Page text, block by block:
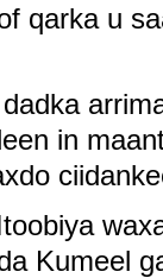
qarka u
in
Kumeel